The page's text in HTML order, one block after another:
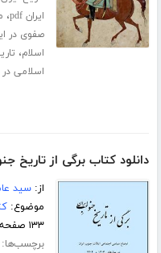
ایران pdf
،
صفوی در
اسلام،
اسلامی در
دانلود کتاب برگی از تاریخ
از:سید
موضوع:
۱۳۳ صفحه
برچسب‌ها: